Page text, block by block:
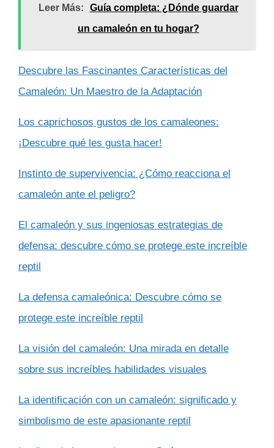
Leer Más:
Guía completa: ¿Dónde guardar
un camaleón en tu hogar?
Descubre las Fascinantes Características del
Camaleón: Un Maestro de la Adaptación
Los caprichosos gustos de los camaleones:
¡Descubre qué les gusta hacer!
Instinto de supervivencia: ¿Cómo reacciona el
camaleón ante el peligro?
El camaleón y sus ingeniosas estrategias de
defensa: descubre cómo se protege este increíble
reptil
La defensa camaleónica: Descubre cómo se
protege este increíble reptil
La visión del camaleón: Una mirada en detalle
sobre sus increíbles habilidades visuales
La identificación con un camaleón: significado y
simbolismo de este apasionante reptil